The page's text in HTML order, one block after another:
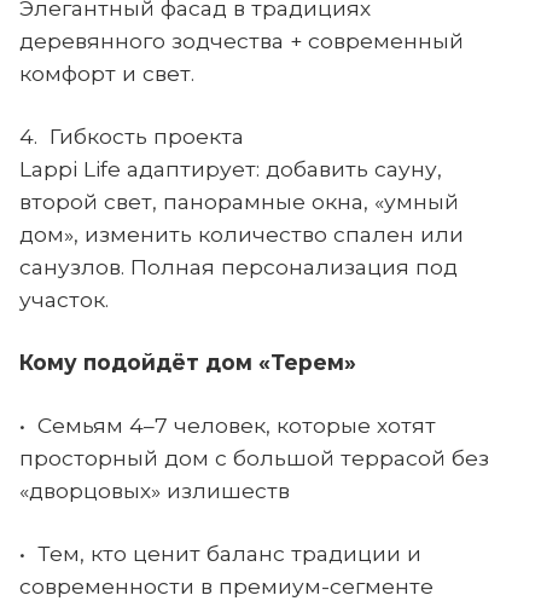
Элегантный фасад в традициях
деревянного зодчества + современный
комфорт и свет.
4. Гибкость проекта
Lappi Life адаптирует: добавить сауну,
второй свет, панорамные окна, «умный
дом», изменить количество спален или
санузлов. Полная персонализация под
участок.
Кому подойдёт дом «Терем»
• Семьям 4–7 человек, которые хотят
просторный дом с большой террасой без
«дворцовых» излишеств
• Тем, кто ценит баланс традиции и
современности в премиум-сегменте